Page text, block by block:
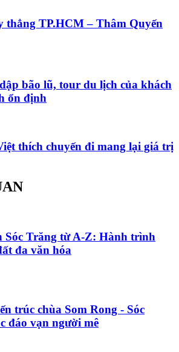
thẳng TP.HCM – Thâm Quyến
bão lũ, tour du lịch của khách
ổn định
thích chuyến đi mang lại giá trị
Sóc Trăng từ A-Z: Hành trình
đa văn hóa
trúc chùa Som Rong - Sóc
đáo vạn người mê